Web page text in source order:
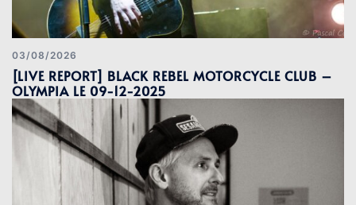
03/08/2026
[LIVE REPORT] BLACK REBEL MOTORCYCLE CLUB –
OLYMPIA LE 09-12-2025